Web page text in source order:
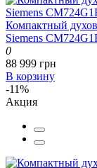
Компактный
Siemens
0
88 999 грн
В корзину
-11%
Акция